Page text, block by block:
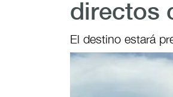
directos
El destino estará